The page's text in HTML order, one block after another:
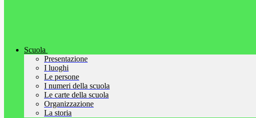
Scuola
Presentazione
I luoghi
Le persone
I numeri della scuola
Le carte della scuola
Organizzazione
La storia